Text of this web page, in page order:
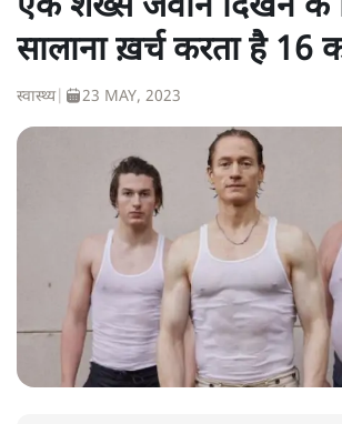
सालाना ख़र्च करता है 16
स्वास्थ्य| 23 MAY, 2023